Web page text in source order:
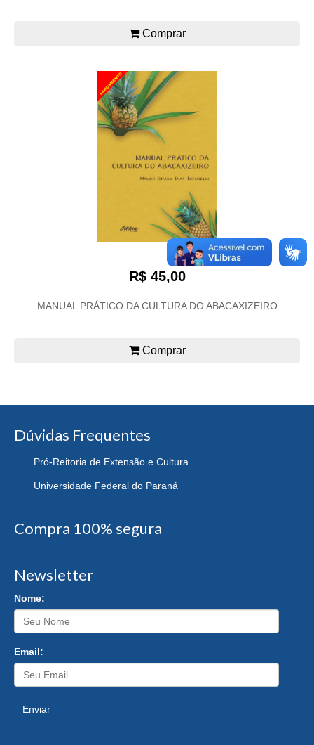
Comprar
R$ 45,00
MANUAL PRÁTICO DA CULTURA DO ABACAXIZEIRO
Comprar
Dúvidas Frequentes
Pró-Reitoria de Extensão e Cultura
Universidade Federal do Paraná
Compra 100% segura
Newsletter
Nome:
Email:
Enviar